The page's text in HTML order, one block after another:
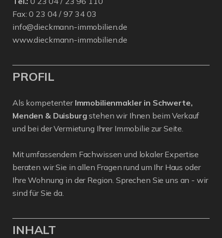
Fax: 0 23 04 / 97 34 03
info@dieckmann-immobilien.de
www.dieckmann-immobilien.de
PROFIL
Als kompetenter Immobilienmakler in Schwerte,
Menden & Duisburg stehen wir Ihnen beim Verkauf
und bei der Vermietung Ihrer Immobilie zur Seite.
Mit umfassendem Fachwissen und lokaler Expertise
beraten wir Sie in allen Fragen rund um Ihr Haus oder
Ihre Wohnung in der Region. Sprechen Sie uns an - wir
sind für Sie da.
INHALT